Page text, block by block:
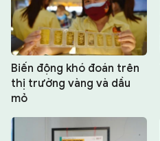
Biến động khó đoán trên
thị trường vàng và dầu
mỏ